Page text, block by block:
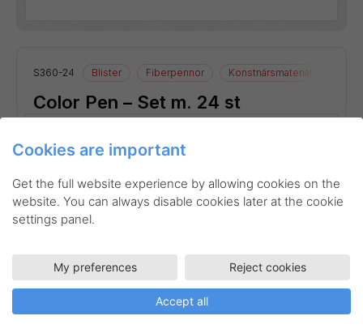
S360-24 Blister Fiberpennor Konstnärsmaterial
Color Pen – Set m. 24 st
Cookies are important
Get the full website experience by allowing cookies on the
website. You can always disable cookies later at the cookie
settings panel.
My preferences Reject cookies
Accept all